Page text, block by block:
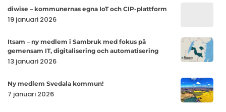
diwise – kommunernas egna IoT och CIP-plattform
19 januari 2026
egna
IoT
CIP-
plattform
Itsam – ny medlem i Sambruk med fokus på
gemensam IT, digitalisering och automatisering
13 januari 2026
Itsam
–
medlem
i
Sambruk
Ny medlem Svedala kommun!
7 januari 2026
Ny
medlem